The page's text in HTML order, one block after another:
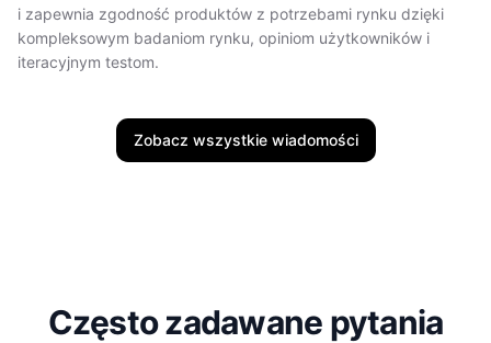
i zapewnia zgodność produktów z potrzebami rynku dzięki
kompleksowym badaniom rynku, opiniom użytkowników i
iteracyjnym testom.
Zobacz wszystkie wiadomości
Często zadawane pytania